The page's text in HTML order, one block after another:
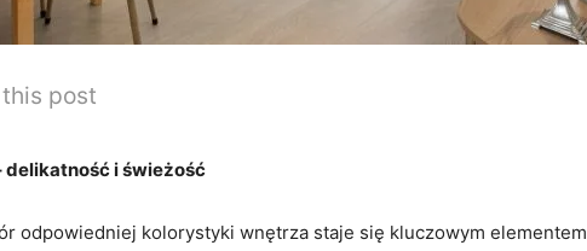
post
delikatność i świeżość
odpowiedniej kolorystyki wnętrza staje się kluczowym elementem